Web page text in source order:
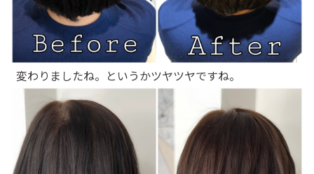
変わりましたね。というかツヤツヤですね。